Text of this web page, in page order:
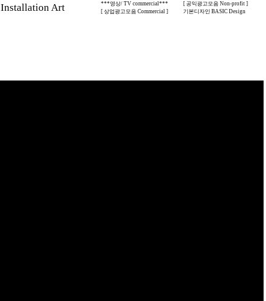
Art ***영상/ TV commercial***
[ 공익광고모음 Non-profit ]
[ 상업광고모음 Commercial ]
기본디자인 BASIC Design